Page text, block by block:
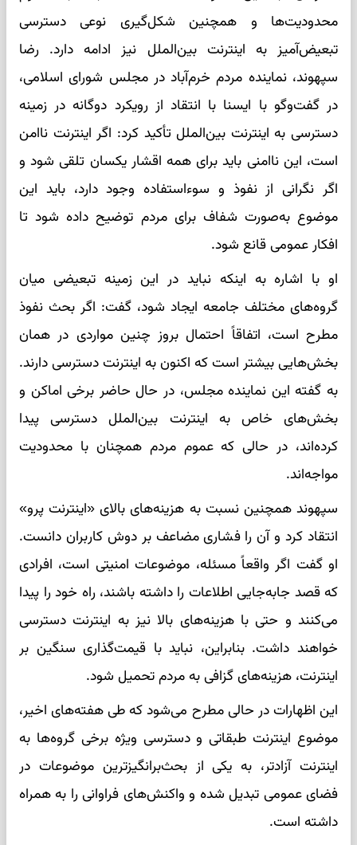
محدودیت‌ها و همچنین شکل‌گیری نوعی دسترسی
تبعیض‌آمیز به اینترنت بین‌الملل نیز ادامه دارد. رضا
سپهوند، نماینده مردم خرم‌آباد در مجلس شورای اسلامی،
در گفت‌وگو با ایسنا با انتقاد از رویکرد دوگانه در زمینه
دسترسی به اینترنت بین‌الملل تأکید کرد: اگر اینترنت ناامن
است، این ناامنی باید برای همه اقشار یکسان تلقی شود و
اگر نگرانی از نفوذ و سوءاستفاده وجود دارد، باید این
موضوع به‌صورت شفاف برای مردم توضیح داده شود تا
افکار عمومی قانع شود.
او با اشاره به اینکه نباید در این زمینه تبعیضی میان
گروه‌های مختلف جامعه ایجاد شود، گفت: اگر بحث نفوذ
مطرح است، اتفاقاً احتمال بروز چنین مواردی در همان
بخش‌هایی بیشتر است که اکنون به اینترنت دسترسی دارند.
به گفته این نماینده مجلس، در حال حاضر برخی اماکن و
بخش‌های خاص به اینترنت بین‌الملل دسترسی پیدا
کرده‌اند، در حالی که عموم مردم همچنان با محدودیت
مواجه‌اند.
سپهوند همچنین نسبت به هزینه‌های بالای «اینترنت پرو»
انتقاد کرد و آن را فشاری مضاعف بر دوش کاربران دانست.
او گفت اگر واقعاً مسئله، موضوعات امنیتی است، افرادی
که قصد جابه‌جایی اطلاعات را داشته باشند، راه خود را پیدا
می‌کنند و حتی با هزینه‌های بالا نیز به اینترنت دسترسی
خواهند داشت. بنابراین، نباید با قیمت‌گذاری سنگین بر
اینترنت، هزینه‌های گزافی به مردم تحمیل شود.
این اظهارات در حالی مطرح می‌شود که طی هفته‌های اخیر،
موضوع اینترنت طبقاتی و دسترسی ویژه برخی گروه‌ها به
اینترنت آزادتر، به یکی از بحث‌برانگیزترین موضوعات در
فضای عمومی تبدیل شده و واکنش‌های فراوانی را به همراه
داشته است.